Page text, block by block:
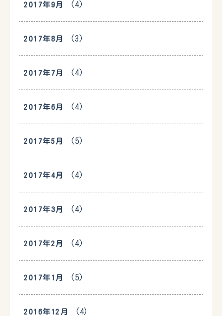
2017年9月 (4)
2017年8月 (3)
2017年7月 (4)
2017年6月 (4)
2017年5月 (5)
2017年4月 (4)
2017年3月 (4)
2017年2月 (4)
2017年1月 (5)
2016年12月 (4)